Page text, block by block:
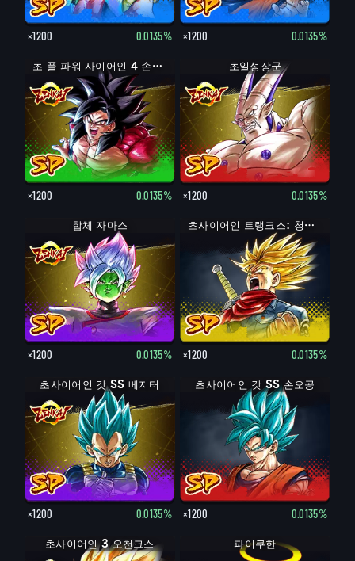
×1200 0.0135% ×1200 0.0135%
초 풀 파워 사이어인 4 손오공
×1200 0.0135%
초일성장군
×1200 0.0135%
합체 자마스
×1200 0.0135%
초사이어인 트랭크스: 청년기 (분노)
×1200 0.0135%
초사이어인 갓 SS 베지터
×1200 0.0135%
초사이어인 갓 SS 손오공
×1200 0.0135%
초사이어인 3 오천크스 파이쿠한